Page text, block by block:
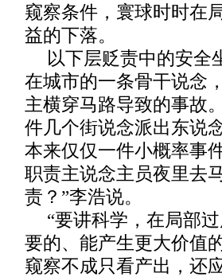
窥察条件，寰球时时在
益的下落。
以下层贬责中的安全
在城市的一条骨干说念
主横穿马路导致的事故
件几个街说念派出东说
本来仅仅一件小概率事
职责主说念主员夜里去
责？”李浩说。
“要讲科学，在局部
要的、能产生更大价值
窥察不成只看产出，